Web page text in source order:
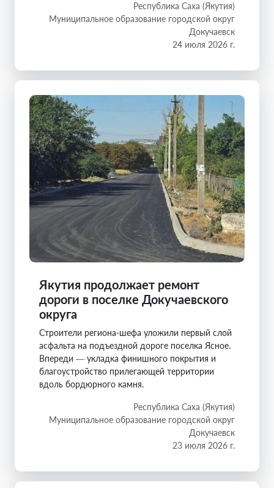
Республика Саха (Якутия)
Муниципальное образование городской округ
Докучаевск
24 июля 2026 г.
Якутия продолжает ремонт
дороги в поселке Докучаевского
округа
Строители региона-шефа уложили первый слой
асфальта на подъездной дороге поселка Ясное.
Впереди — укладка финишного покрытия и
благоустройство прилегающей территории
вдоль бордюрного камня.
Республика Саха (Якутия)
Муниципальное образование городской округ
Докучаевск
23 июля 2026 г.